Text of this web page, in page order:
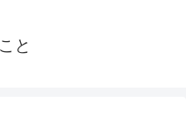
と